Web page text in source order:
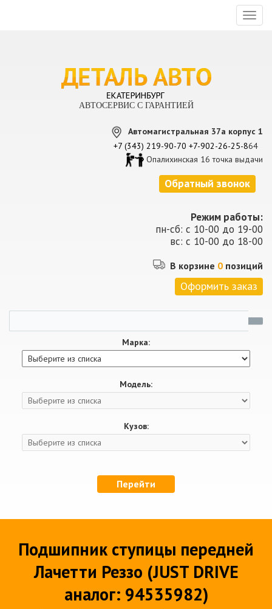
АВТОСЕРВИС С ГАРАНТИЕЙ
Автомагистральная 37а корпус 1
+7 (343) 219-90-70 +7-902-26-25-864
Опалихинская 16 точка выдачи
Обратный звонок
Режим работы:
пн-сб: с 10-00 до 19-00
вс: с 10-00 до 18-00
В корзине 0 позиций
Оформить заказ
Марка:
Модель:
Кузов:
Перейти
Подшипник ступицы передней
Лачетти Реззо (JUST DRIVE
аналог: 94535982)